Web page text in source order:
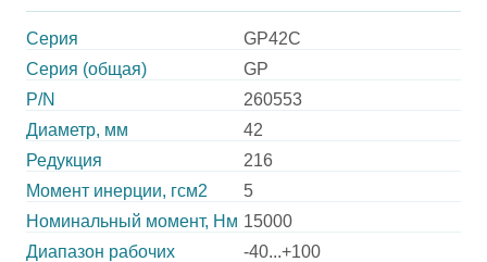
Серия
GP42C
Серия (общая)
GP
P/N
260553
Диаметр, мм
42
Редукция
216
Момент инерции, гсм2
5
Номинальный момент, Нм 15000
Диапазон рабочих
-40...+100